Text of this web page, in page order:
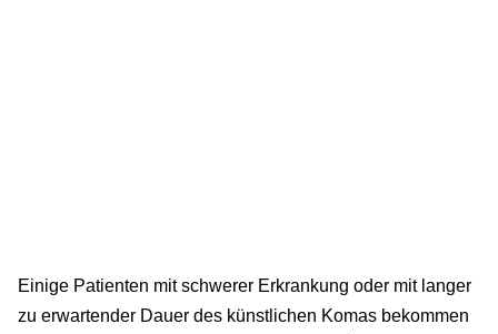
Einige Patienten mit schwerer Erkrankung oder mit langer
zu erwartender Dauer des künstlichen Komas bekommen